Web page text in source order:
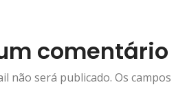
comentário
não será publicado. Os campos